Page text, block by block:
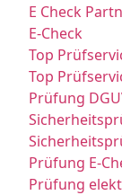
E Check
E-Check
Top
Top
Prüfung
Prüfung E-
Prüfung